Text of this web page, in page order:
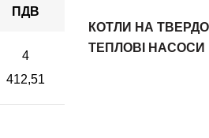
ПДВ
4
412,51
КОТЛИ НА
ТЕПЛОВІ НАСОСИ